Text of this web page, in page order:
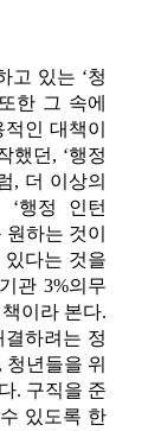
고 있는 ‘청
한 그 속에
인 대책이
했던, ‘행정
, 더 이상의
행정 인턴
하는 것이
다는 것을
관 3%의무
이라 본다.
하려는 정
년들을 위
. 구직을 준
있도록 한